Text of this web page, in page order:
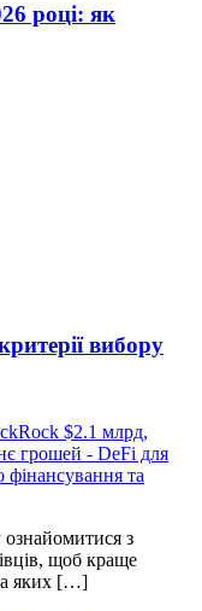
році: як
вибору
$2.1 млрд,
грошей - DeFi для
фінансування та
з
щоб краще
яких […]